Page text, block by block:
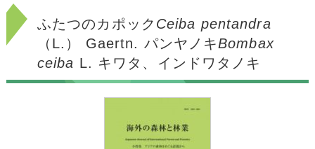
ふたつのカポック Ceiba pentandra
（L.） Gaertn. パンヤノキBombax
ceiba L. キワタ、インドワタノキ